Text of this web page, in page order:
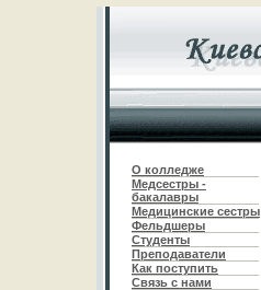
О колледже
Медсестры -
бакалавры
Медицинские сестры
Фельдшеры
Студенты
Преподаватели
Как поступить
Связь с нами